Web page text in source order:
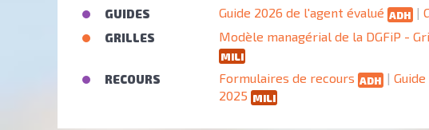
GUIDES Guide 2026 de l'agent évalué ADH |
GRILLES Modèle managérial de la DGFiP -
MILI
RECOURS Formulaires de recours ADH |
2025 MILI